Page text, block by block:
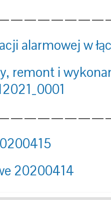
alarmowej w
remont i
20200414